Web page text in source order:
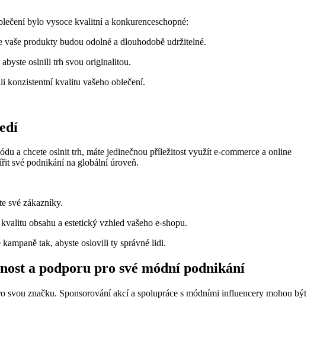
bylo vysoce kvalitní a konkurenceschopné:
produkty budou odolné a dlouhodobě udržitelné.
oslnili trh svou originalitou.
konzistentní kvalitu vašeho oblečení.
a chcete oslnit trh, máte jedinečnou příležitost využít e-commerce a online
své podnikání na globální úroveň.
své zákazníky.
obsahu a estetický vzhled vašeho e-shopu.
tak, abyste oslovili ty správné lidi.
a podporu pro své módní podnikání
značku. Sponsorování akcí a spolupráce s módními influencery mohou být